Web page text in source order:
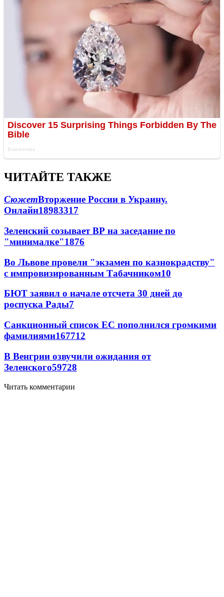
ЧИТАЙТЕ ТАКЖЕ
СюжетВторжение России в Украину.
Онлайн18983317
Зеленский созывает ВР на заседание по
"минималке"1876
Во Львове провели "экзамен по казнокрадству"
с импровизированным Табачником10
БЮТ заявил о начале отсчета 30 дней до
роспуска Рады7
Санкционный список ЕС пополнился громкими
фамилиями167712
В Венгрии озвучили ожидания от
Зеленского59728
Читать комментарии